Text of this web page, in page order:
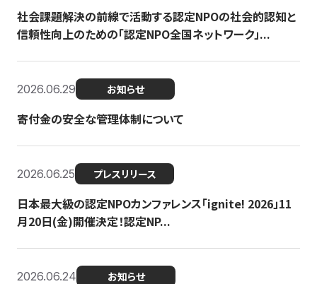
社会課題解決の前線で活動する認定NPOの社会的認知と
信頼性向上のための「認定NPO全国ネットワーク」...
2026.06.29 お知らせ
寄付金の安全な管理体制について
2026.06.25 プレスリリース
日本最大級の認定NPOカンファレンス「ignite! 2026」11
月20日(金)開催決定！認定NP...
2026.06.24 お知らせ